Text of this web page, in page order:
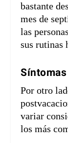
bastante
mes de
las
sus rutinas
Por otro
variar
los más